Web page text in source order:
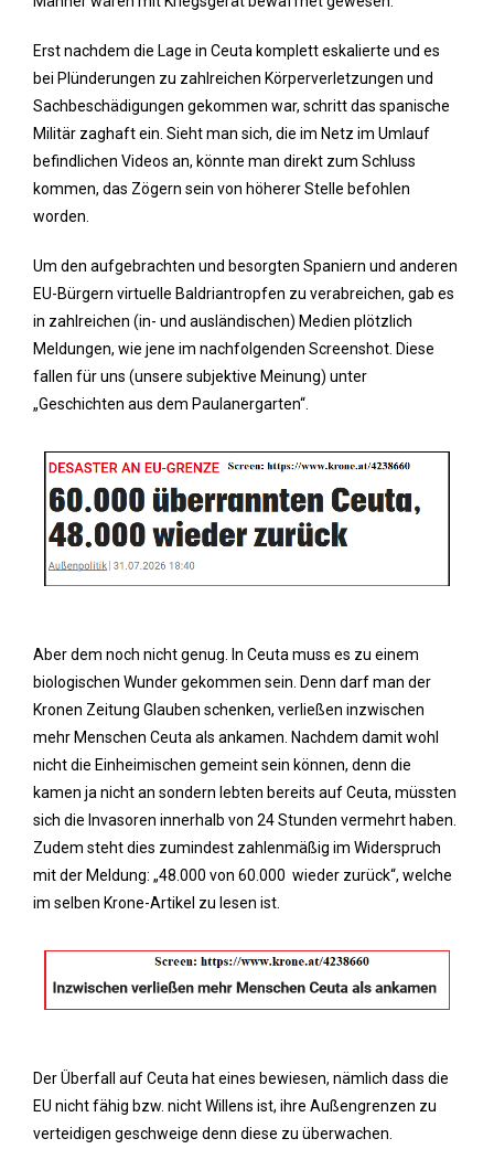
Erst nachdem die Lage in Ceuta komplett eskalierte und es
bei Plünderungen zu zahlreichen Körperverletzungen und
Sachbeschädigungen gekommen war, schritt das spanische
Militär zaghaft ein. Sieht man sich, die im Netz im Umlauf
befindlichen Videos an, könnte man direkt zum Schluss
kommen, das Zögern sein von höherer Stelle befohlen
worden.
Um den aufgebrachten und besorgten Spaniern und anderen
EU-Bürgern virtuelle Baldriantropfen zu verabreichen, gab es
in zahlreichen (in- und ausländischen) Medien plötzlich
Meldungen, wie jene im nachfolgenden Screenshot. Diese
fallen für uns (unsere subjektive Meinung) unter
„Geschichten aus dem Paulanergarten“.
Aber dem noch nicht genug. In Ceuta muss es zu einem
biologischen Wunder gekommen sein. Denn darf man der
Kronen Zeitung Glauben schenken, verließen inzwischen
mehr Menschen Ceuta als ankamen. Nachdem damit wohl
nicht die Einheimischen gemeint sein können, denn die
kamen ja nicht an sondern lebten bereits auf Ceuta, müssten
sich die Invasoren innerhalb von 24 Stunden vermehrt haben.
Zudem steht dies zumindest zahlenmäßig im Widerspruch
mit der Meldung: „48.000 von 60.000 wieder zurück“, welche
im selben Krone-Artikel zu lesen ist.
Der Überfall auf Ceuta hat eines bewiesen, nämlich dass die
EU nicht fähig bzw. nicht Willens ist, ihre Außengrenzen zu
verteidigen geschweige denn diese zu überwachen.